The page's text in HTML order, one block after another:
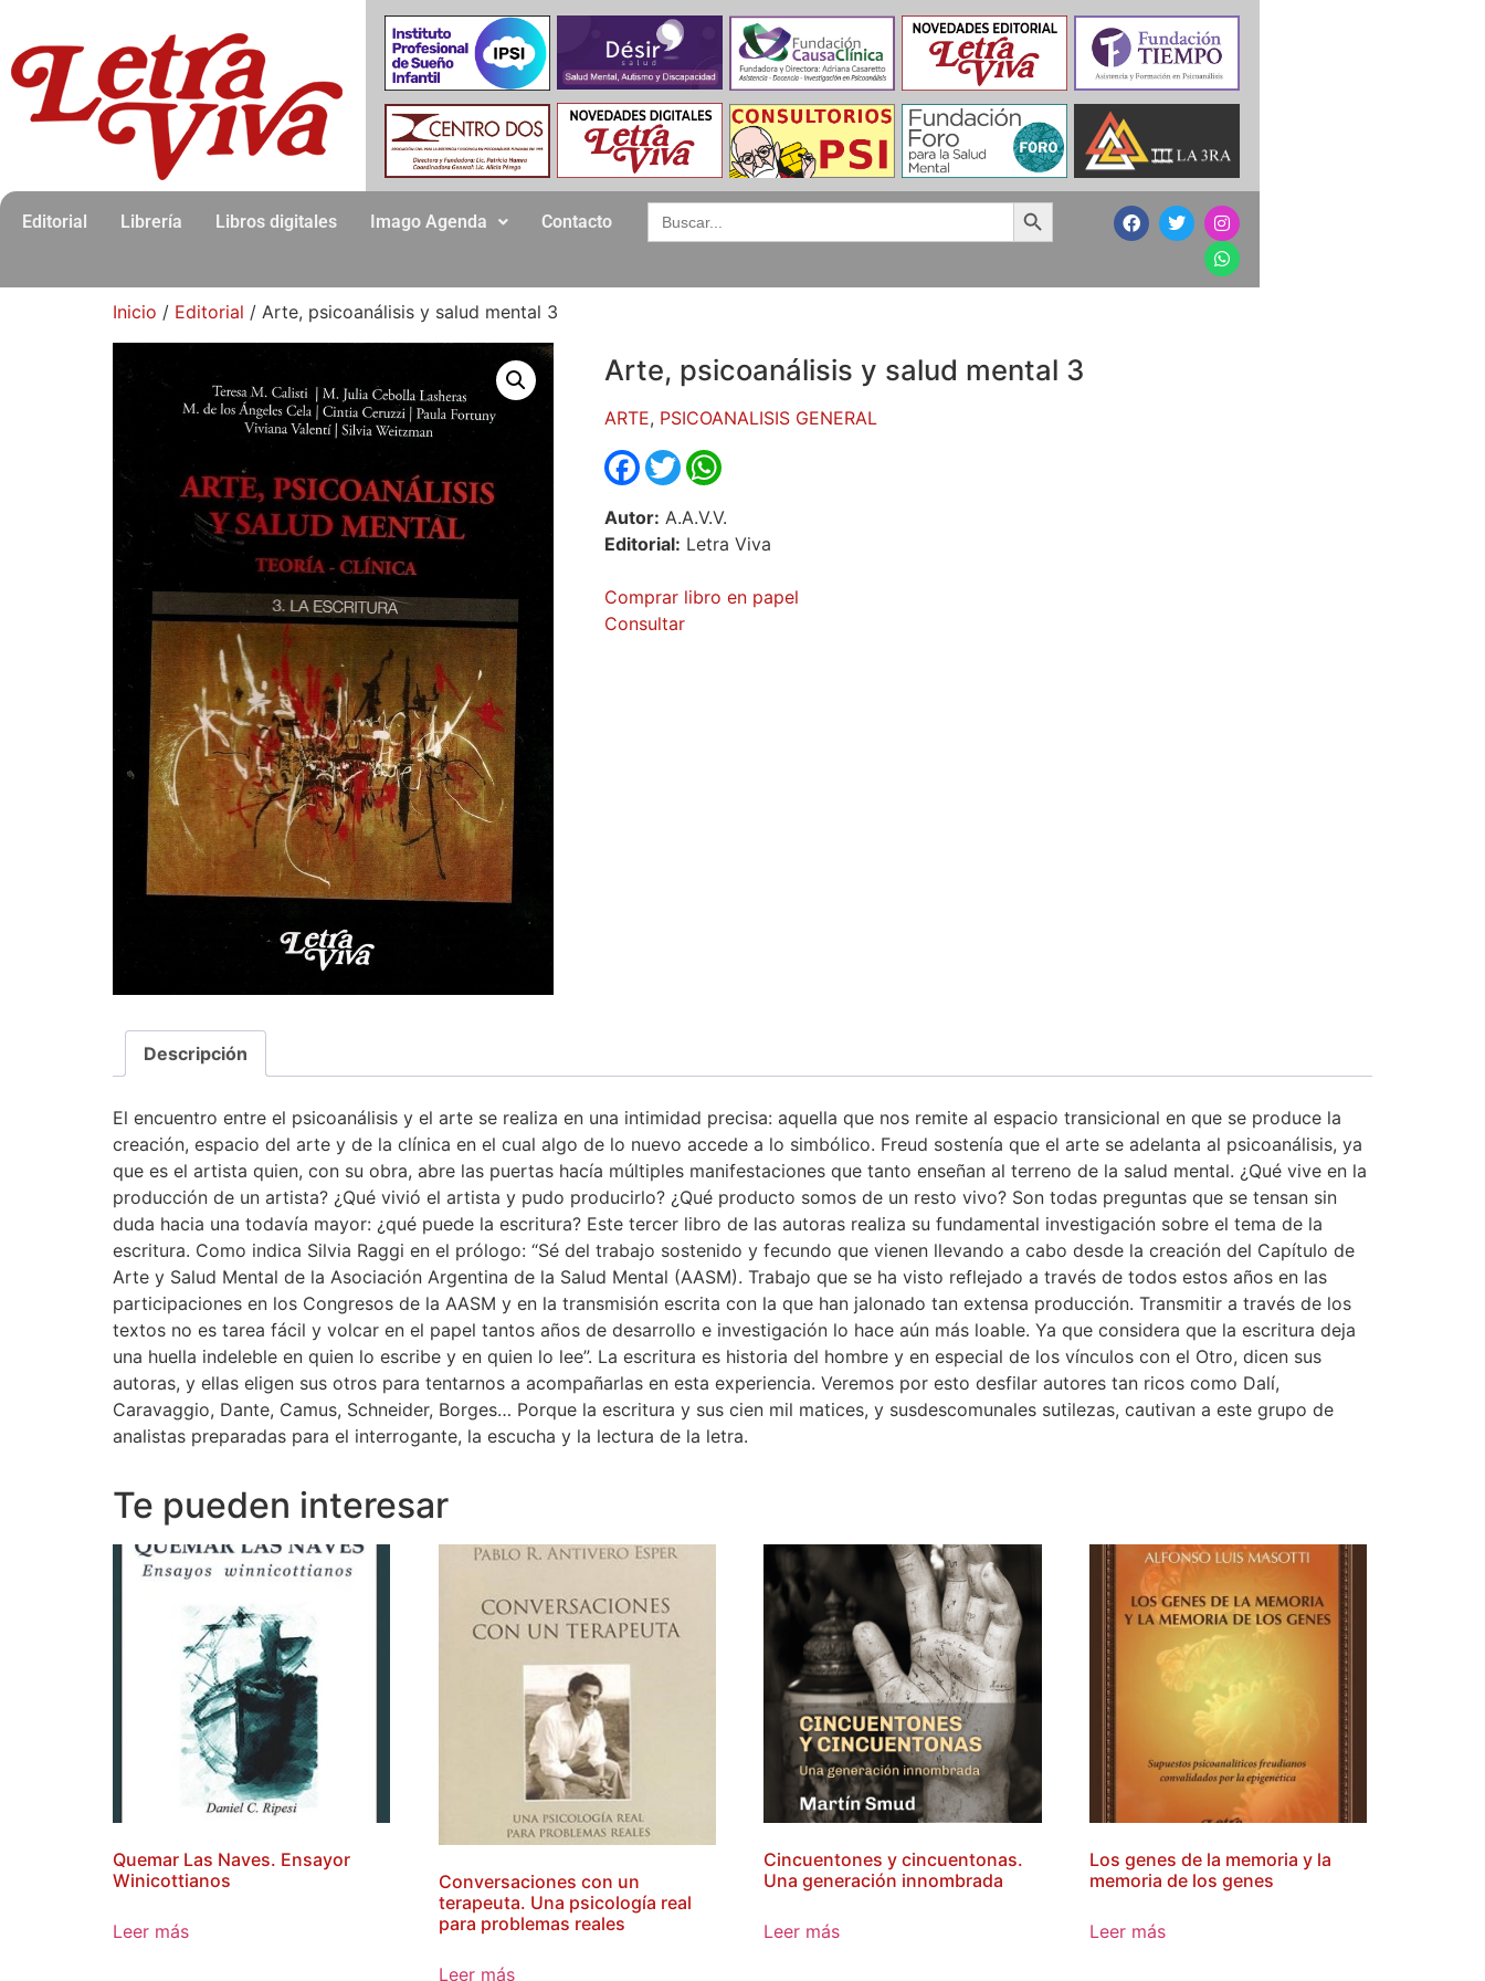
Editorial Librería Libros digitales Imago Agenda Contacto
Search
for:
Search Button
Inicio / Editorial / Arte, psicoanálisis y salud mental 3
Arte, psicoanálisis y salud mental 3
ARTE, PSICOANALISIS GENERAL
Facebook
TwitterWhatsApp
Autor: A.A.V.V.
Editorial: Letra Viva
Comprar libro en papel
Consultar
Descripción
El encuentro entre el psicoanálisis y el arte se realiza en una intimidad precisa: aquella que nos remite al espacio transicional en que se produce la
creación, espacio del arte y de la clínica en el cual algo de lo nuevo accede a lo simbólico. Freud sostenía que el arte se adelanta al psicoanálisis, ya
que es el artista quien, con su obra, abre las puertas hacía múltiples manifestaciones que tanto enseñan al terreno de la salud mental. ¿Qué vive en la
producción de un artista? ¿Qué vivió el artista y pudo producirlo? ¿Qué producto somos de un resto vivo? Son todas preguntas que se tensan sin
duda hacia una todavía mayor: ¿qué puede la escritura? Este tercer libro de las autoras realiza su fundamental investigación sobre el tema de la
escritura. Como indica Silvia Raggi en el prólogo: “Sé del trabajo sostenido y fecundo que vienen llevando a cabo desde la creación del Capítulo de
Arte y Salud Mental de la Asociación Argentina de la Salud Mental (AASM). Trabajo que se ha visto reflejado a través de todos estos años en las
participaciones en los Congresos de la AASM y en la transmisión escrita con la que han jalonado tan extensa producción. Transmitir a través de los
textos no es tarea fácil y volcar en el papel tantos años de desarrollo e investigación lo hace aún más loable. Ya que considera que la escritura deja
una huella indeleble en quien lo escribe y en quien lo lee”. La escritura es historia del hombre y en especial de los vínculos con el Otro, dicen sus
autoras, y ellas eligen sus otros para tentarnos a acompañarlas en esta experiencia. Veremos por esto desfilar autores tan ricos como Dalí,
Caravaggio, Dante, Camus, Schneider, Borges… Porque la escritura y sus cien mil matices, y susdescomunales sutilezas, cautivan a este grupo de
analistas preparadas para el interrogante, la escucha y la lectura de la letra.
Te pueden interesar
Quemar Las Naves. Ensayor
Winicottianos
Leer más
Conversaciones con un
terapeuta. Una psicología real
para problemas reales
Leer más
Cincuentones y cincuentonas.
Una generación innombrada
Leer más
Los genes de la memoria y la
memoria de los genes
Leer más